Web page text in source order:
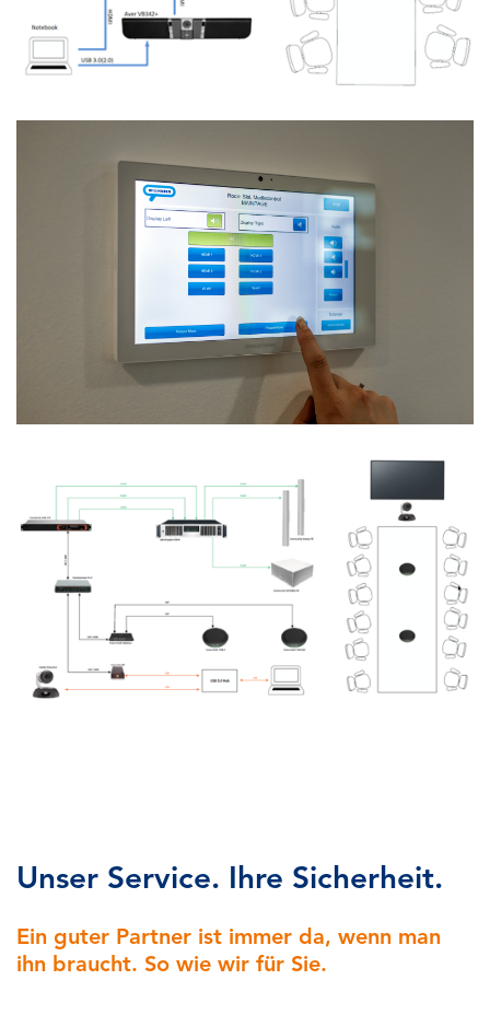
Unser Service. Ihre Sicherheit.
Ein guter Partner ist immer da, wenn man
ihn braucht. So wie wir für Sie.